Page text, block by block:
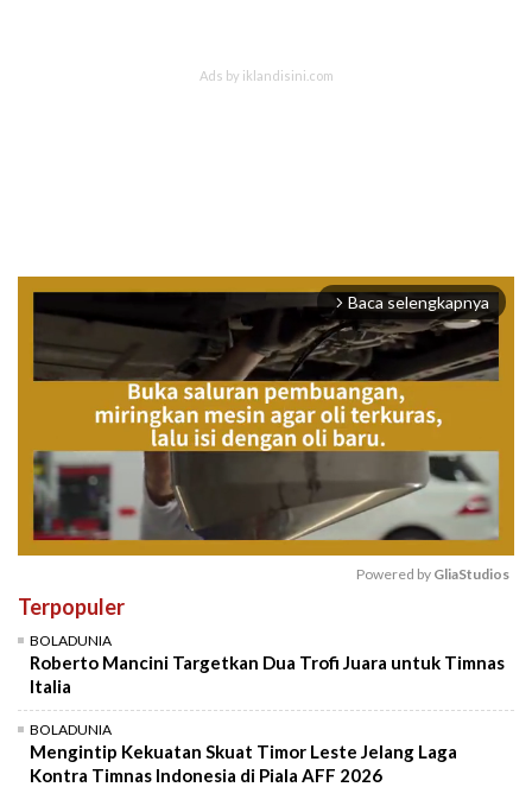
arrow_forward_ios Baca selengkapnya
Powered by GliaStudios
Terpopuler
BOLADUNIA
Roberto Mancini Targetkan Dua Trofi Juara untuk Timnas
Italia
BOLADUNIA
Mengintip Kekuatan Skuat Timor Leste Jelang Laga
Kontra Timnas Indonesia di Piala AFF 2026